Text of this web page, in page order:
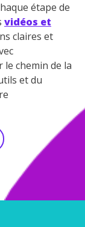
étape de
vidéos et
claires et
le chemin de la
et du
et des
pour
vous
de
Pour
pouvez